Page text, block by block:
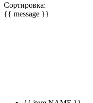
Сортировка:
{{ message }}